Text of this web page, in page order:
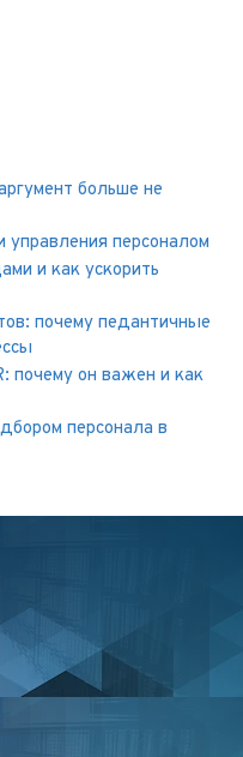
больше не
управления персоналом
и как ускорить
почему педантичные
почему он важен и как
персонала в